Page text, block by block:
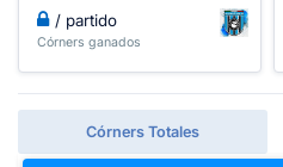
/ partido
Córners ganados
Córners Totales